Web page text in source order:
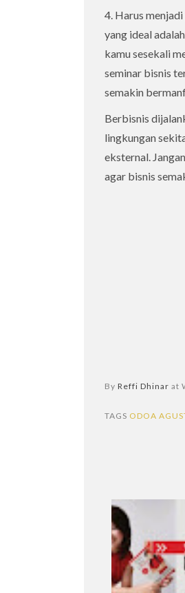
4. Harus
yang ideal
kamu sesekali
seminar bisnis
semakin
Berbisnis
lingkungan
eksternal.
agar bisnis
By Reffi Dhinar at
TAGS ODOA